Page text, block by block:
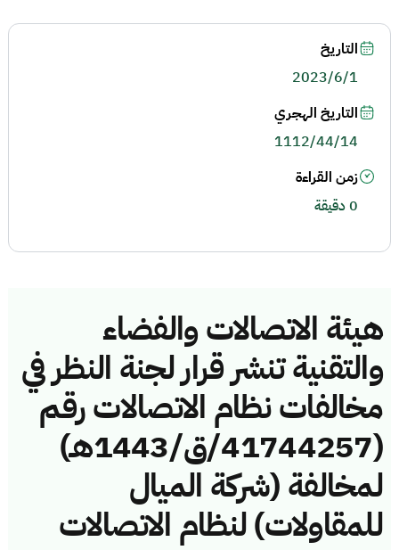
هيئة الاتصالات والفضاء
والتقنية تنشر قرار لجنة النظر في
مخالفات نظام الاتصالات رقم
(41744257/ق/1443هـ)
لمخالفة (شركة الميال
للمقاولات) لنظام الاتصالات
التاريخ
2023/6/1
التاريخ الهجري
1112/44/14
زمن القراءة
0 دقيقة